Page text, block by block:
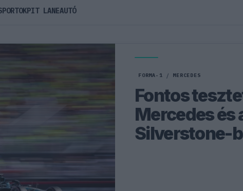
FORMA-1 / MERCEDES
Fontos
Mercedes és
Silverstone-
PIT LANEAUTÓ